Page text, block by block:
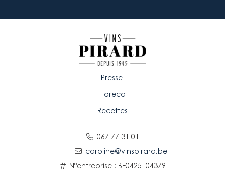
067 77 31 01
caroline@vinspirard.be
N°entreprise : BE0425104379
Presse
Horeca
Recettes